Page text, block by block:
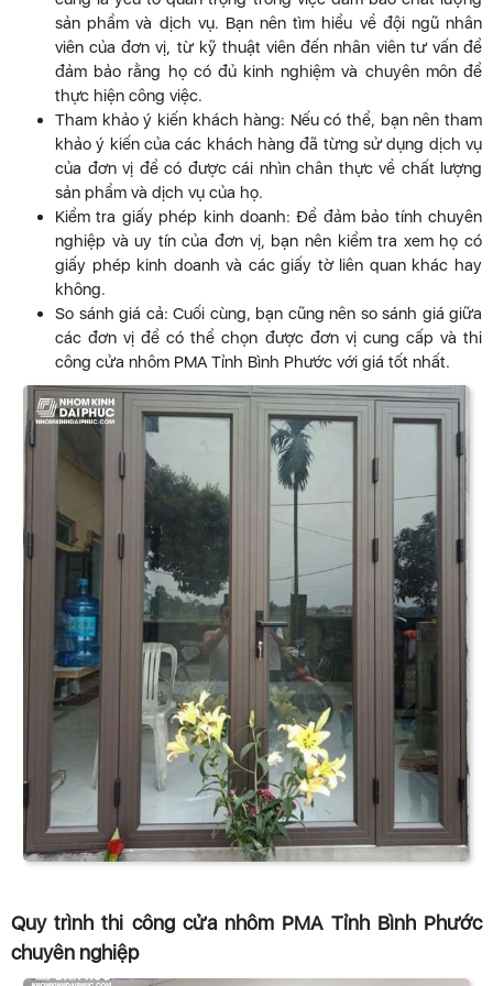
sản phẩm và dịch vụ. Bạn nên tìm hiểu về đội ngũ nhân
viên của đơn vị, từ kỹ thuật viên đến nhân viên tư vấn để
đảm bảo rằng họ có đủ kinh nghiệm và chuyên môn để
thực hiện công việc.
Tham khảo ý kiến khách hàng: Nếu có thể, bạn nên tham
khảo ý kiến của các khách hàng đã từng sử dụng dịch vụ
của đơn vị để có được cái nhìn chân thực về chất lượng
sản phẩm và dịch vụ của họ.
Kiểm tra giấy phép kinh doanh: Để đảm bảo tính chuyên
nghiệp và uy tín của đơn vị, bạn nên kiểm tra xem họ có
giấy phép kinh doanh và các giấy tờ liên quan khác hay
không.
So sánh giá cả: Cuối cùng, bạn cũng nên so sánh giá giữa
các đơn vị để có thể chọn được đơn vị cung cấp và thi
công cửa nhôm PMA Tỉnh Bình Phước với giá tốt nhất.
Quy trình thi công cửa nhôm PMA Tỉnh Bình Phước
chuyên nghiệp